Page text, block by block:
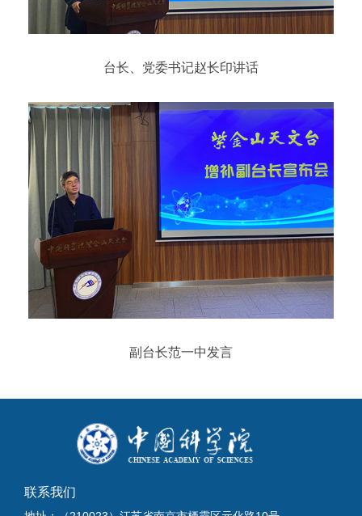
台长、党委书记赵长印讲话
副台长范一中发言
联系我们